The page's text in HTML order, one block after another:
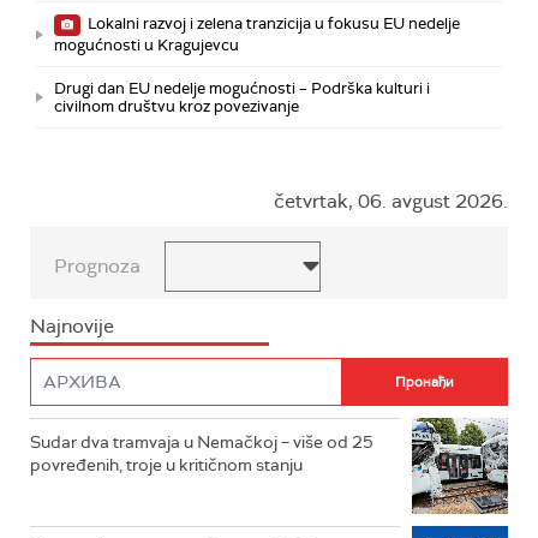
Lokalni razvoj i zelena tranzicija u fokusu EU nedelje
mogućnosti u Kragujevcu
Drugi dan EU nedelje mogućnosti – Podrška kulturi i
civilnom društvu kroz povezivanje
četvrtak, 06. avgust 2026.
Prognoza
Najnovije
Sudar dva tramvaja u Nemačkoj – više od 25
povređenih, troje u kritičnom stanju